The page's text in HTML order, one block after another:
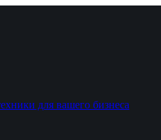
для вашего бизнеса